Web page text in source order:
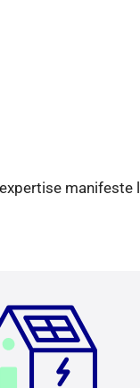
manifeste